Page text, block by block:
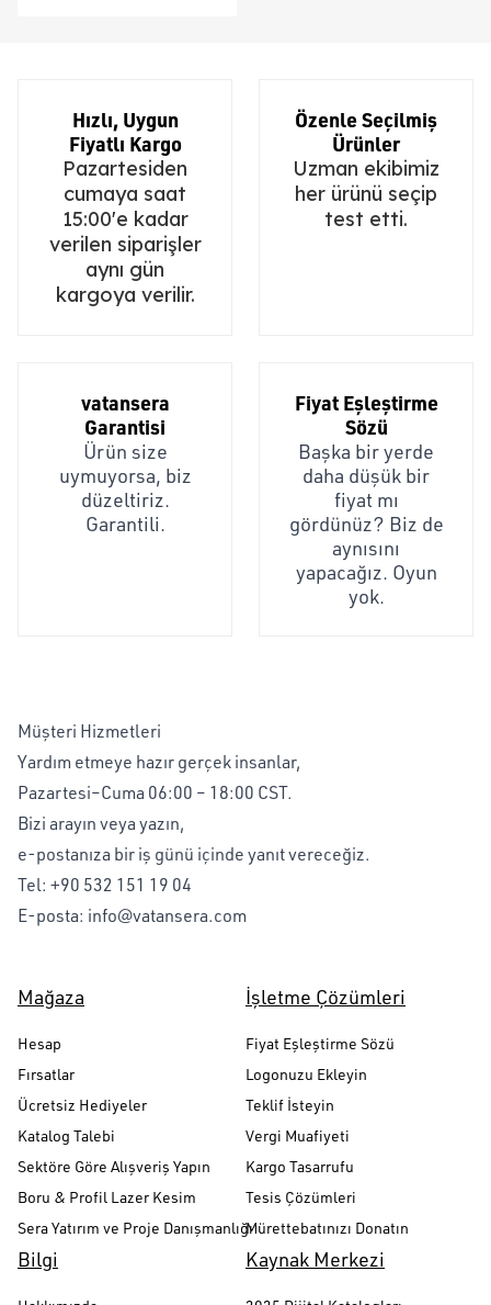
Hızlı, Uygun
Fiyatlı Kargo
Pazartesiden
cumaya saat
15:00'e kadar
verilen siparişler
aynı gün
kargoya verilir.
Özenle Seçilmiş
Ürünler
Uzman ekibimiz
her ürünü seçip
test etti.
vatansera
Garantisi
Ürün size
uymuyorsa, biz
düzeltiriz.
Garantili.
Fiyat Eşleştirme
Sözü
Başka bir yerde
daha düşük bir
fiyat mı
gördünüz? Biz de
aynısını
yapacağız. Oyun
yok.
Müşteri Hizmetleri
Yardım etmeye hazır gerçek insanlar,
Pazartesi–Cuma 06:00 – 18:00 CST.
Bizi arayın veya yazın,
e-postanıza bir iş günü içinde yanıt vereceğiz.
Tel: +90 532 151 19 04
E-posta: info@vatansera.com
Mağaza
Hesap
Fırsatlar
Ücretsiz Hediyeler
Katalog Talebi
Sektöre Göre Alışveriş Yapın
Boru & Profil Lazer Kesim
Sera Yatırım ve Proje Danışmanlığı
İşletme Çözümleri
Fiyat Eşleştirme Sözü
Logonuzu Ekleyin
Teklif İsteyin
Vergi Muafiyeti
Kargo Tasarrufu
Tesis Çözümleri
Mürettebatınızı Donatın
Bilgi Kaynak Merkezi